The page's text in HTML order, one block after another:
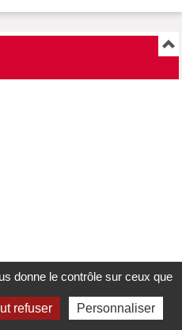
donne le contrôle sur ceux que
refuser Personnaliser